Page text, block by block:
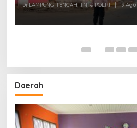
di Prosida Bandar Jaya
Di LAMPUNG TENGAH, TNI & POLRI | 9
Daerah